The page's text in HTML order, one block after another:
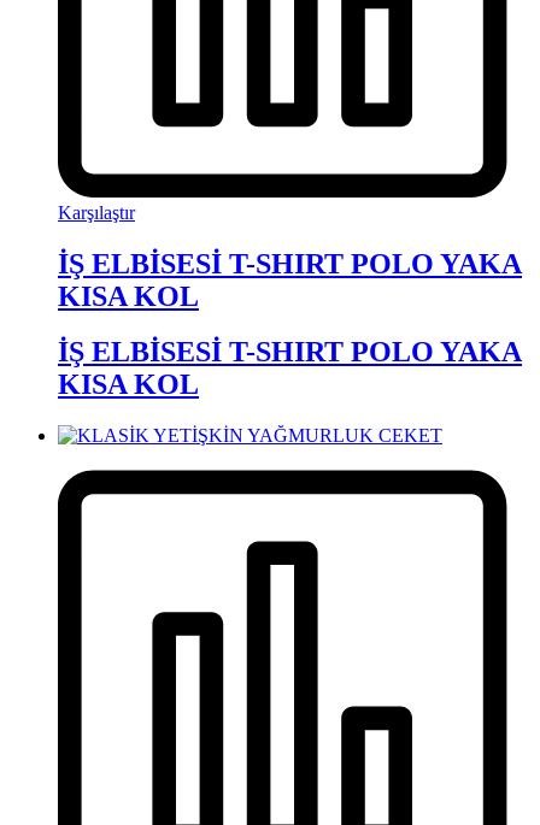
Karşılaştır
İŞ ELBİSESİ T-SHIRT POLO YAKA
KISA KOL
İŞ ELBİSESİ T-SHIRT POLO YAKA
KISA KOL